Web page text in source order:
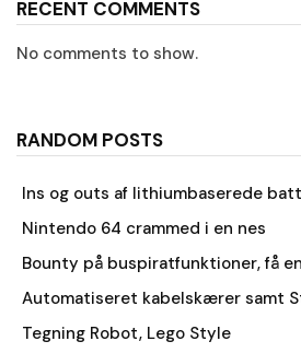
RECENT COMMENTS
No comments to show.
RANDOM POSTS
Ins og outs af lithiumbaserede
Nintendo 64 crammed i en nes
Bounty på buspiratfunktioner, få
Automatiseret kabelskærer samt
Tegning Robot, Lego Style